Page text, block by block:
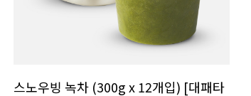
스노우빙 녹차 (300g x 12개입) [대패타